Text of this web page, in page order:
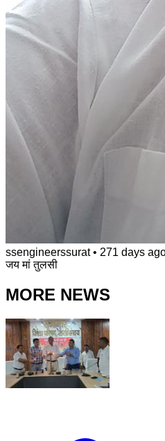
ssengineerssurat• 271 days
जय मां तुलसी
MORE NEWS